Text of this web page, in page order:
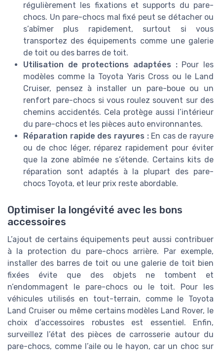
régulièrement les fixations et supports du pare-
chocs. Un pare-chocs mal fixé peut se détacher ou
s’abîmer plus rapidement, surtout si vous
transportez des équipements comme une galerie
de toit ou des barres de toit.
Utilisation de protections adaptées :Pour les
modèles comme la Toyota Yaris Cross ou le Land
Cruiser, pensez à installer un pare-boue ou un
renfort pare-chocs si vous roulez souvent sur des
chemins accidentés. Cela protège aussi l’intérieur
du pare-chocs et les pièces auto environnantes.
Réparation rapide des rayures :En cas de rayure
ou de choc léger, réparez rapidement pour éviter
que la zone abîmée ne s’étende. Certains kits de
réparation sont adaptés à la plupart des pare-
chocs Toyota, et leur prix reste abordable.
Optimiser la longévité avec les bons
accessoires
L’ajout de certains équipements peut aussi contribuer
à la protection du pare-chocs arrière. Par exemple,
installer des barres de toit ou une galerie de toit bien
fixées évite que des objets ne tombent et
n’endommagent le pare-chocs ou le toit. Pour les
véhicules utilisés en tout-terrain, comme le Toyota
Land Cruiser ou même certains modèles Land Rover, le
choix d’accessoires robustes est essentiel. Enfin,
surveillez l’état des pièces de carrosserie autour du
pare-chocs, comme l’aile ou le hayon, car un choc sur